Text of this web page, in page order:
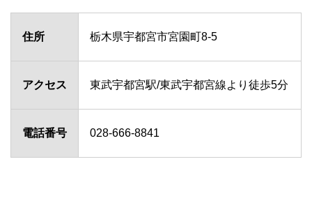
住所 栃木県宇都宮市宮園町8-5
アクセス 東武宇都宮駅/東武宇都宮線より徒歩5分
電話番号 028-666-8841